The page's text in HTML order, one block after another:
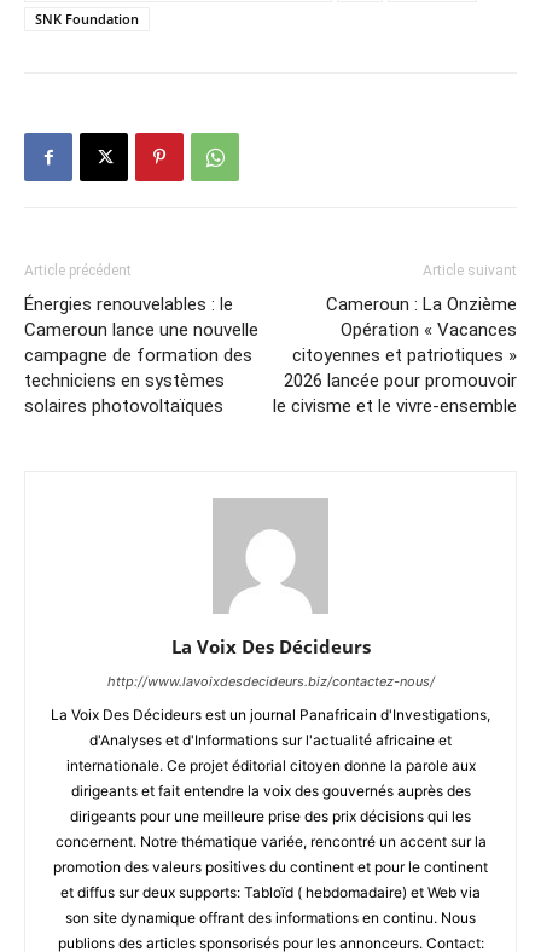
SNK Foundation
Article précédent
Énergies renouvelables : le
Cameroun lance une nouvelle
campagne de formation des
techniciens en systèmes
solaires photovoltaïques
Article suivant
Cameroun : La Onzième
Opération « Vacances
citoyennes et patriotiques »
2026 lancée pour promouvoir
le civisme et le vivre-ensemble
La Voix Des Décideurs
http://www.lavoixdesdecideurs.biz/contactez-nous/
La Voix Des Décideurs est un journal Panafricain d'Investigations,
d'Analyses et d'Informations sur l'actualité africaine et
internationale. Ce projet éditorial citoyen donne la parole aux
dirigeants et fait entendre la voix des gouvernés auprès des
dirigeants pour une meilleure prise des prix décisions qui les
concernent. Notre thématique variée, rencontré un accent sur la
promotion des valeurs positives du continent et pour le continent
et diffus sur deux supports: Tabloïd ( hebdomadaire) et Web via
son site dynamique offrant des informations en continu. Nous
publions des articles sponsorisés pour les annonceurs. Contact: